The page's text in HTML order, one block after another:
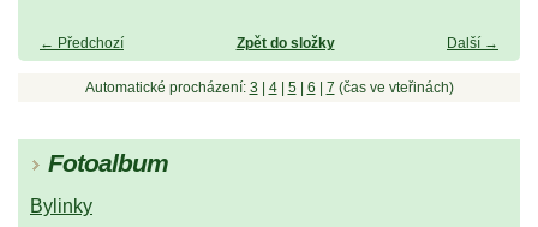
← Předchozí Další →
Zpět do složky
Automatické procházení: 3 4| 5| 6 7 (čas ve vteřinách)
Fotoalbum
Bylinky